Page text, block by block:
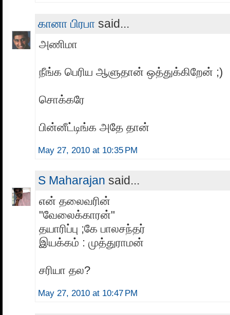
கானா பிரபா said...
அணிமா
நீங்க பெரிய ஆளுதான் ஒத்துக்கிறேன் ;)
சொக்கரே
பின்னீட்டிங்க அதே தான்
May 27, 2010 at 10:35 PM
S Maharajan said...
என் தலைவரின்
"வேலைக்காரன்"
தயாரிப்பு ;கே பாலசந்தர்
இயக்கம் : முத்துராமன்
சரியா தல?
May 27, 2010 at 10:47 PM